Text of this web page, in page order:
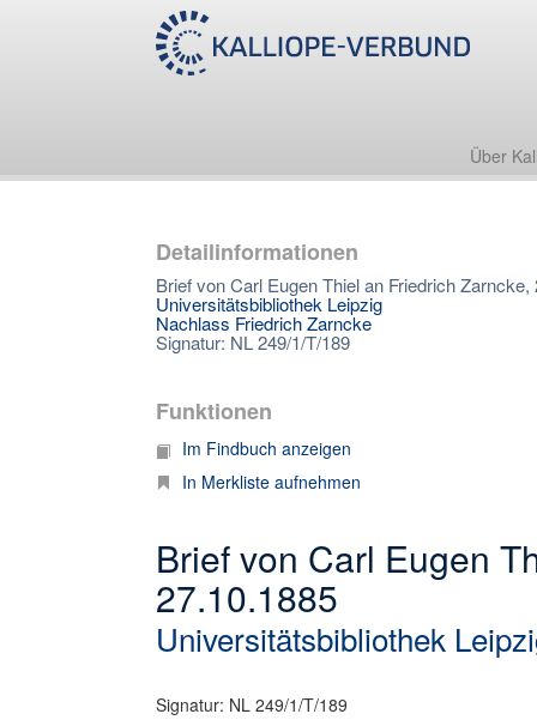
Über
Detailinformationen
Brief von Carl Eugen Thiel an Friedrich Zarncke,
Universitätsbibliothek Leipzig
Nachlass Friedrich Zarncke
Signatur: NL 249/1/T/189
Funktionen
Im Findbuch anzeigen
In Merkliste aufnehmen
Brief von Carl Eugen
27.10.1885
Universitätsbibliothek
Signatur: NL 249/1/T/189